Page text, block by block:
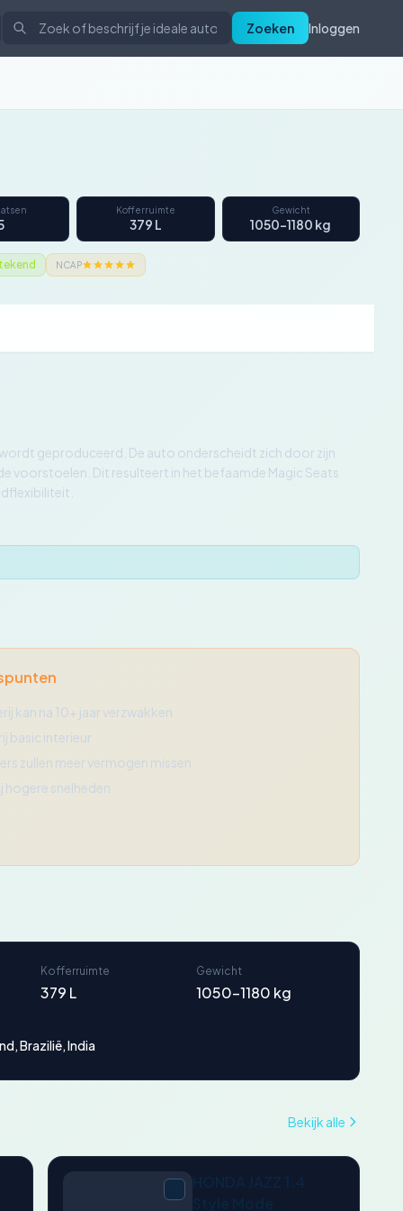
Zoeken Inloggen
Kofferruimte
379 L
Gewicht
1050–1180 kg
NCAP
geproduceerd. De auto onderscheidt zich door zijn
voorstoelen. Dit resulteert in het befaamde Magic Seats
kan na 10+ jaar verzwakken
basic interieur
zullen meer vermogen missen
hogere snelheden
Kofferruimte
379 L
Gewicht
1050-1180 kg
Brazilië, India
Bekijk alle